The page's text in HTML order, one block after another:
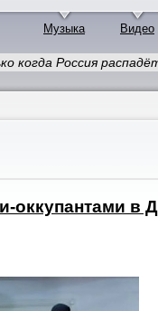
Музыка Видео
когда Россия
оккупантами в